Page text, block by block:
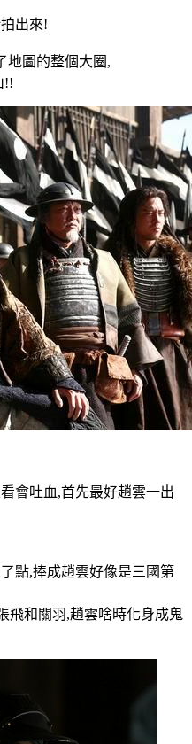
出來!
地圖的整個大圈,
!!
會吐血,首先最好趙雲一出
點,捧成趙雲好像是三國第
飛和關羽,趙雲啥時化身成鬼